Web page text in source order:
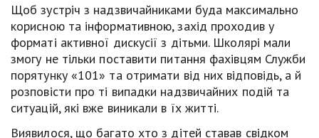
Щоб зустріч з надзвичайниками буда максимально
корисною та інформативною, захід проходив у
форматі активної дискусії з дітьми. Школярі мали
змогу не тільки поставити питання фахівцям Служби
порятунку «101» та отримати від них відповідь, а й
розповісти про ті випадки надзвичайних подій та
ситуацій, які вже виникали в їх житті.
Виявилося, що багато хто з дітей ставав свідком